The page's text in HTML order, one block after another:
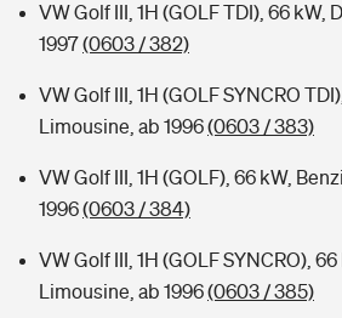
VW Golf III, 1H (GOLF TDI), 66 kW,
1997(0603 / 382)
VW Golf III, 1H (GOLF SYNCRO
Limousine, ab 1996(0603 / 383)
VW Golf III, 1H (GOLF), 66 kW,
1996(0603 / 384)
VW Golf III, 1H (GOLF SYNCRO), 66
Limousine, ab 1996(0603 / 385)